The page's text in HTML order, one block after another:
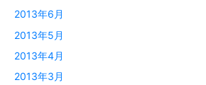
2013年6月
2013年5月
2013年4月
2013年3月